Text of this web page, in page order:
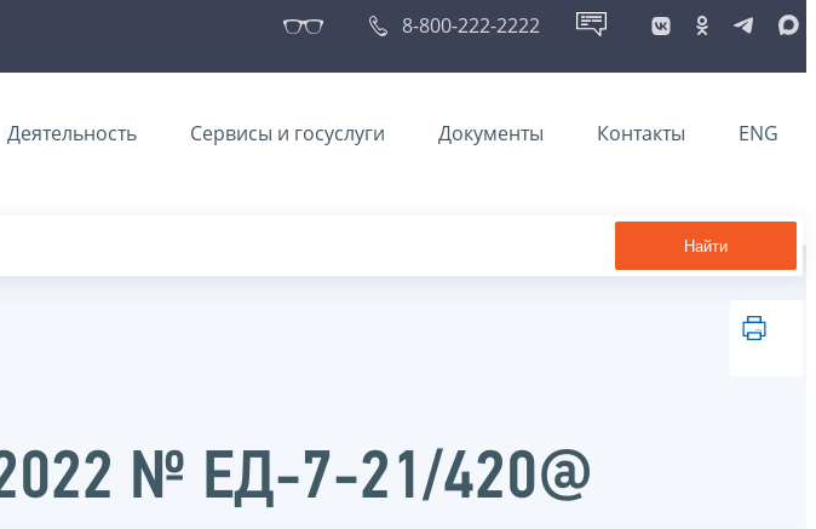
8-800-222-2222
Деятельность Сервисы и госуслуги Документы Контакты ENG
Найти
№ ЕД-7-21/420@